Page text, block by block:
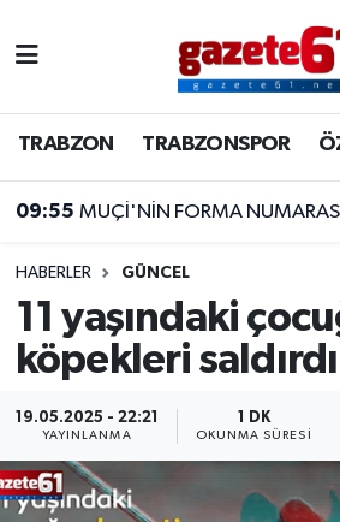
TRABZON TRABZONSPOR
09:55 MUÇİ'NİN FORMA
HABERLER GÜNCEL
11 yaşındaki
köpekleri
19.05.2025 - 22:21
YAYINLANMA
1 DK
OKUNMA SÜRESI
TRABZONSPOR
ÖZEL HABER
KAYNAR KAZAN
SİYASET
Trabzon Nöbetçi Eczaneler
Trabzon Hava Durumu
Trabzon Namaz Vakitleri
Trabzon Trafik Yoğunluk
Süper Lig Puan Durumu ve
Son Dakika Haberleri